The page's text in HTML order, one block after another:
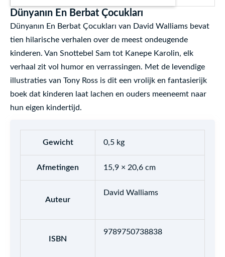
Dünyanın En Berbat Çocukları
Dünyanın En Berbat Çocukları van David Walliams bevat
tien hilarische verhalen over de meest ondeugende
kinderen. Van Snottebel Sam tot Kanepe Karolin, elk
verhaal zit vol humor en verrassingen. Met de levendige
illustraties van Tony Ross is dit een vrolijk en fantasierijk
boek dat kinderen laat lachen en ouders meeneemt naar
hun eigen kindertijd.
Gewicht 0,5 kg
Afmetingen 15,9 × 20,6 cm
Auteur
David Walliams
ISBN
9789750738838